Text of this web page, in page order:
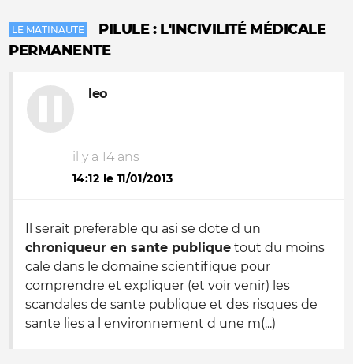
LE MATINAUTE
PILULE : L'INCIVILITÉ MÉDICALE
PERMANENTE
leo
il y a 14 ans
14:12 le 11/01/2013
Il serait preferable qu asi se dote d un
chroniqueur en sante publique tout du moins
cale dans le domaine scientifique pour
comprendre et expliquer (et voir venir) les
scandales de sante publique et des risques de
sante lies a l environnement d une m(...)